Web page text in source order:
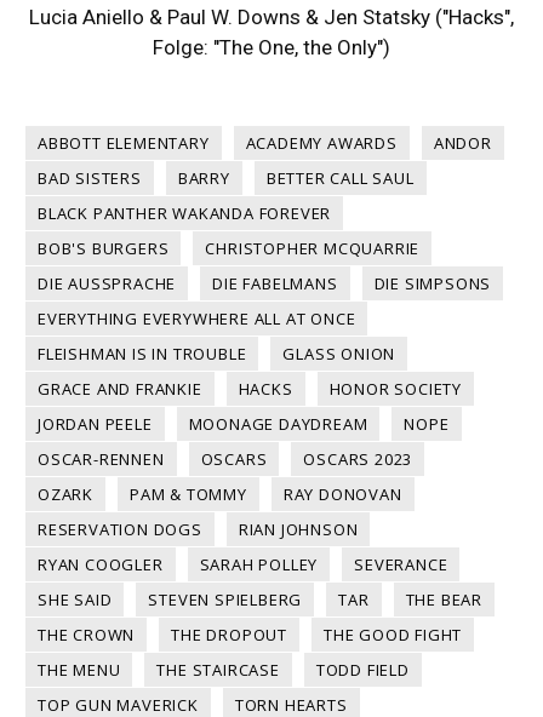
Lucia Aniello & Paul W. Downs & Jen Statsky ("Hacks",
Folge: "The One, the Only")
ABBOTT ELEMENTARY ACADEMY AWARDS
ANDOR
BAD SISTERS
BARRY
BETTER CALL SAUL
BLACK PANTHER WAKANDA FOREVER
BOB'S BURGERS
CHRISTOPHER MCQUARRIE
DIE AUSSPRACHE
DIE FABELMANS
DIE SIMPSONS
EVERYTHING EVERYWHERE ALL AT ONCE
FLEISHMAN IS IN TROUBLE
GLASS ONION
GRACE AND FRANKIE
HACKS
HONOR SOCIETY
JORDAN PEELE
MOONAGE DAYDREAM
NOPE
OSCAR-RENNEN
OSCARS
OSCARS 2023
OZARK
PAM & TOMMY
RAY DONOVAN
RESERVATION DOGS
RIAN JOHNSON
RYAN COOGLER
SARAH POLLEY
SEVERANCE
SHE SAID
STEVEN SPIELBERG TAR
THE BEAR
THE CROWN
THE DROPOUT
THE GOOD FIGHT
THE MENU
THE STAIRCASE
TODD FIELD
TOP GUN MAVERICK
TORN HEARTS